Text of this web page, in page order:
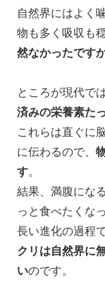
自然界にはよく
物も多く吸収も
然なかったです
ところが現代で
済みの栄養素た
これらは直ぐに
に伝わるので、
す。
結果、満腹にな
っと食べたくな
長い進化の過程
クリは自然界に
いのです。